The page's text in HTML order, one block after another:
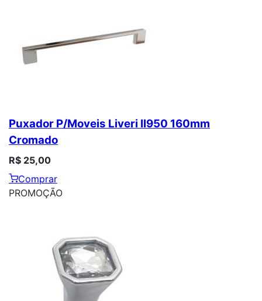
Puxador P/Moveis Liveri Il950 160mm
Cromado
R$ 25,00
Comprar
PROMOÇÃO